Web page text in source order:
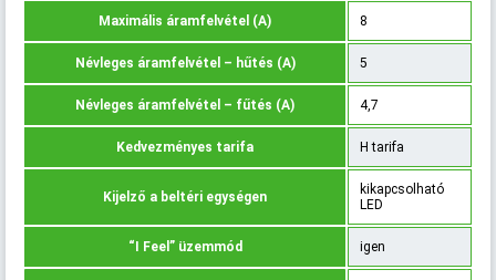
Maximális áramfelvétel (A) 8
Névleges áramfelvétel – hűtés (A) 5
Névleges áramfelvétel – fűtés (A) 4,7
Kedvezményes tarifa H tarifa
Kijelző a beltéri egységen
kikapcsolható
LED
“I Feel” üzemmód igen